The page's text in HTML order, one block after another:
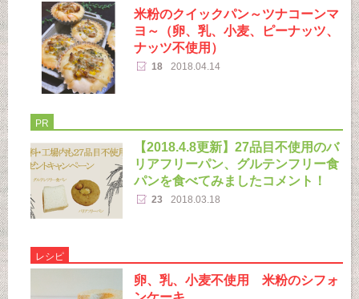
米粉のクイックパン～ツナコーンマ
ヨ～（卵、乳、小麦、ピーナッツ、
ナッツ不使用）
18 2018.04.14
PR
【2018.4.8更新】27品目不使用のバ
リアフリーパン、グルテンフリー食
パンを食べてみましたコメント！
23 2018.03.18
レシピ
卵、乳、小麦不使用 米粉のシフォ